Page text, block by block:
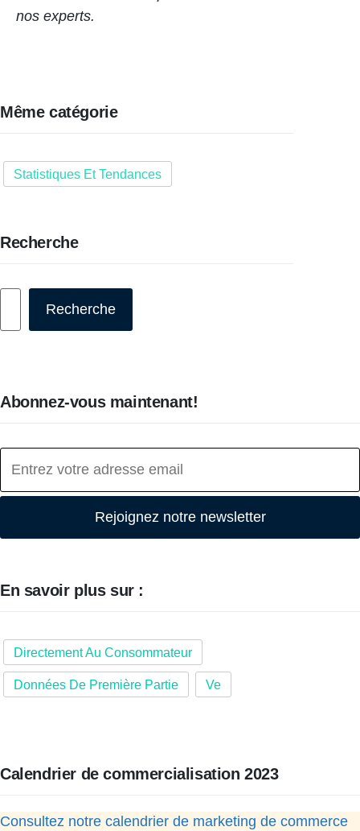
nos experts.
Même catégorie
Statistiques Et Tendances
Recherche
Recherche
Abonnez-vous maintenant!
Rejoignez notre newsletter
En savoir plus sur :
Directement Au Consommateur
Données De Première Partie Ve
Calendrier de commercialisation 2023
Consultez notre calendrier de marketing de commerce